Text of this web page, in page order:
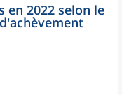
en 2022 selon le